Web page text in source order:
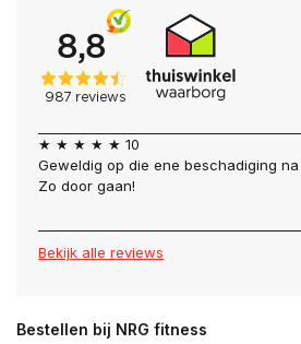
★ ★ ★ ★ ★ 10
Geweldig op die ene beschadiging na
Zo door gaan!
Bekijk alle reviews
Bestellen bij NRG fitness